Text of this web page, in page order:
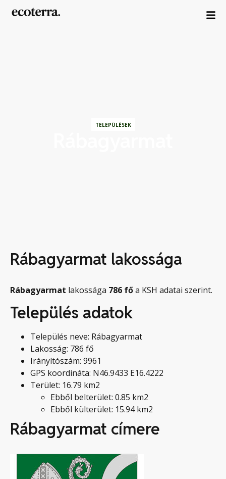
TELEPÜLÉSEK
Rábagyarmat lakossága
Rábagyarmat lakossága 786 főa KSH adatai szerint.
Település adatok
Település neve: Rábagyarmat
Lakosság: 786 fő
Irányítószám: 9961
GPS koordináta: N46.9433 E16.4222
Terület: 16.79 km2
Ebből belterület: 0.85 km2
Ebből külterület: 15.94 km2
Rábagyarmat címere